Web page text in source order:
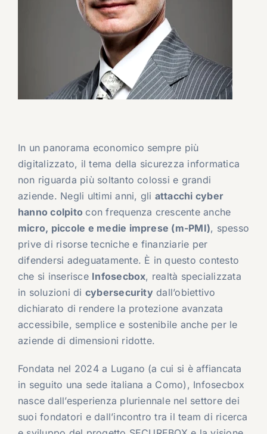
In un panorama economico sempre più
digitalizzato, il tema della sicurezza informatica
non riguarda più soltanto colossi e grandi
aziende. Negli ultimi anni, gli attacchi cyber
hanno colpitocon frequenza crescente anche
micro, piccole e medie imprese (m-PMI), spesso
prive di risorse tecniche e finanziarie per
difendersi adeguatamente. È in questo contesto
che si inserisce Infosecbox, realtà specializzata
in soluzioni di cybersecuritydall’obiettivo
dichiarato di rendere la protezione avanzata
accessibile, semplice e sostenibile anche per le
aziende di dimensioni ridotte.
Fondata nel 2024 a Lugano (a cui si è affiancata
in seguito una sede italiana a Como), Infosecbox
nasce dall’esperienza pluriennale nel settore dei
suoi fondatori e dall’incontro tra il team di ricerca